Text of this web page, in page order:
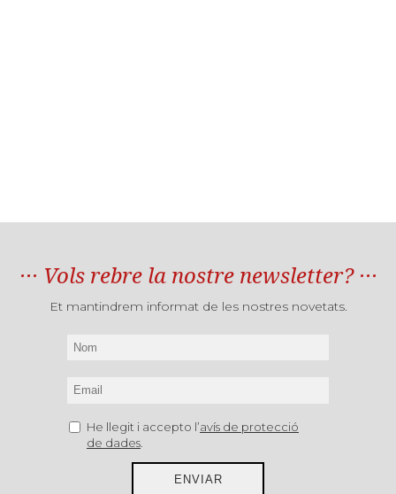
Vols rebre la nostre newsletter?
Et mantindrem informat de les nostres novetats.
He llegit i accepto l’avís de protecció
de dades
ENVIAR